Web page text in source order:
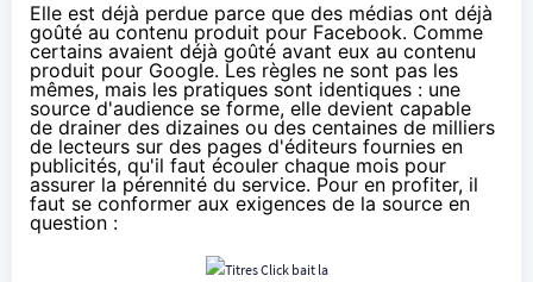
Elle est déjà perdue parce que des médias ont déjà
goûté au contenu produit pour Facebook. Comme
certains avaient déjà goûté avant eux au contenu
produit pour Google. Les règles ne sont pas les
mêmes, mais les pratiques sont identiques : une
source d'audience se forme, elle devient capable
de drainer des dizaines ou des centaines de milliers
de lecteurs sur des pages d'éditeurs fournies en
publicités, qu'il faut écouler chaque mois pour
assurer la pérennité du service. Pour en profiter, il
faut se conformer aux exigences de la source en
question :
la